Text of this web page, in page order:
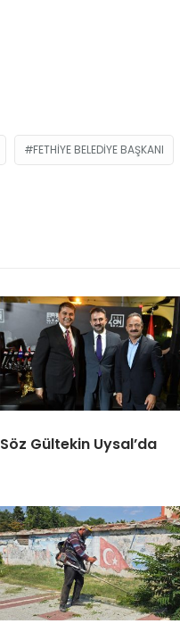
FETHIYE BELEDIYE BAŞKANI
Söz Gültekin Uysal’da